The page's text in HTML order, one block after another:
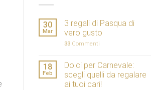
30
Mar
3 regali di Pasqua di
vero gusto
33 Commenti
18
Feb
Dolci per Carnevale:
scegli quelli da regalare
ai tuoi cari!